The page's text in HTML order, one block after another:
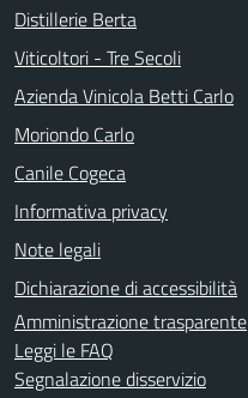
Distillerie Berta
Viticoltori - Tre Secoli
Azienda Vinicola Betti Carlo
Moriondo Carlo
Canile Cogeca
Informativa privacy
Note legali
Dichiarazione di accessibilità
Amministrazione trasparente
Leggi le FAQ
Segnalazione disservizio